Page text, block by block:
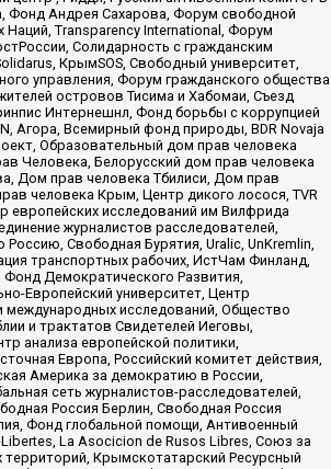
Фонд Андрея Сахарова, Форум свободной
Наций, Transparеncy International, Форум
Солидарность с гражданским
КрымSOS, Свободный университет,
управления, Форум гражданского общества
островов Тисима и Хабомаи, Съезд
Интернешнл, Фонд борьбы с коррупцией
Агора, Всемирный фонд природы, BDR Novaja
Образовательный дом прав человека
Человека, Белорусский дом прав человека
Дом прав человека Тбилиси, Дом прав
человека Крым, Центр дикого лосося, TVR
европейских исследований им Вилфрида
журналистов расследователей,
Свободная Бурятия, Uralic, UnKremlin,
транспортных рабочих, ИстЧам Финланд,
Фонд Демократического Развития,
Европейский университет, Центр
международных исследований, Общество
и трактатов Свидетелей Иеговы,
анализа европейской политики,
Европа, Российский комитет действия,
Америка за демократию в России,
сеть журналистов-расследователей,
Россия Берлин, Свободная Россия
Фонд глобальной помощи, Антивоенный
La Asocicion de Rusos Libres, Союз за
Крымскотатарский Ресурсный